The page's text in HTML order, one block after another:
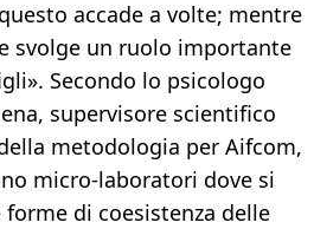
accade a volte; mentre
svolge un ruolo importante
Secondo lo psicologo
supervisore scientifico
metodologia per Aifcom,
micro-laboratori dove si
di coesistenza delle